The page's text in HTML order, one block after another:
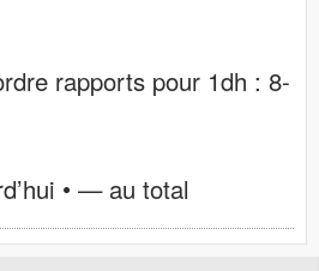
rapports pour 1dh : 8-
•—au total